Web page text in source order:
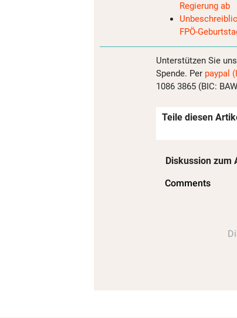
Regierung ab
FPÖ-
Unterstützen Sie
Spende. Per paypal
1086 3865 (BIC:
Teile diesen
Diskussion zum